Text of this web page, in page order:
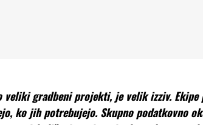
gradbeni projekti, je velik izziv.
ko jih potrebujejo. Skupno podatkovno